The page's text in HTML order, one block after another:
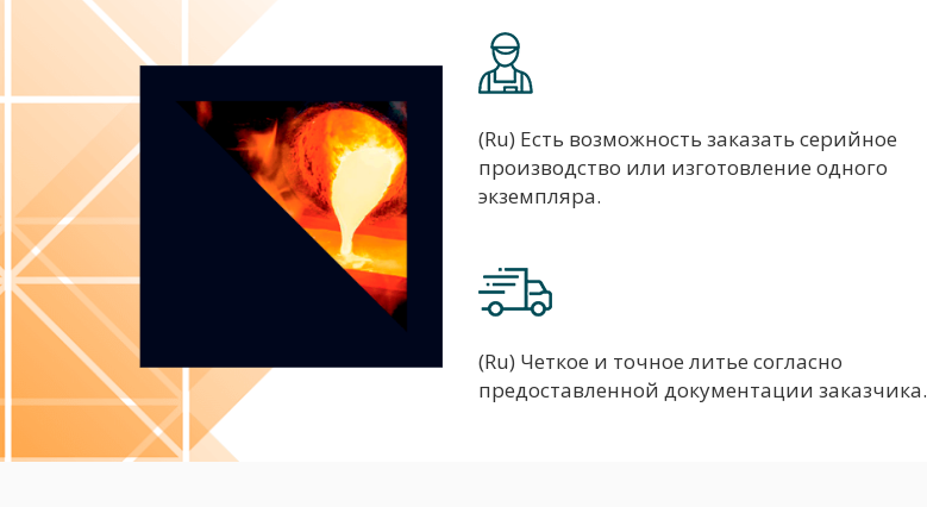
(Ru) Есть возможность заказать серийное
производство или изготовление одного
экземпляра.
(Ru) Четкое и точное литье согласно
предоставленной документации заказчика.